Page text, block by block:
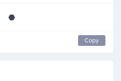
⬣
Copy